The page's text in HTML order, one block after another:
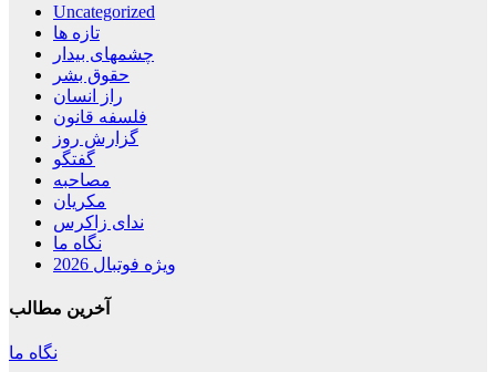
Uncategorized
تازه ها
چشمهای بیدار
حقوق بشر
راز انسان
فلسفه قانون
گزارش روز
گفتگو
مصاحبه
مکریان
ندای زاکرس
نگاه ما
ویژه فوتبال 2026
آخرین مطالب
نگاه ما